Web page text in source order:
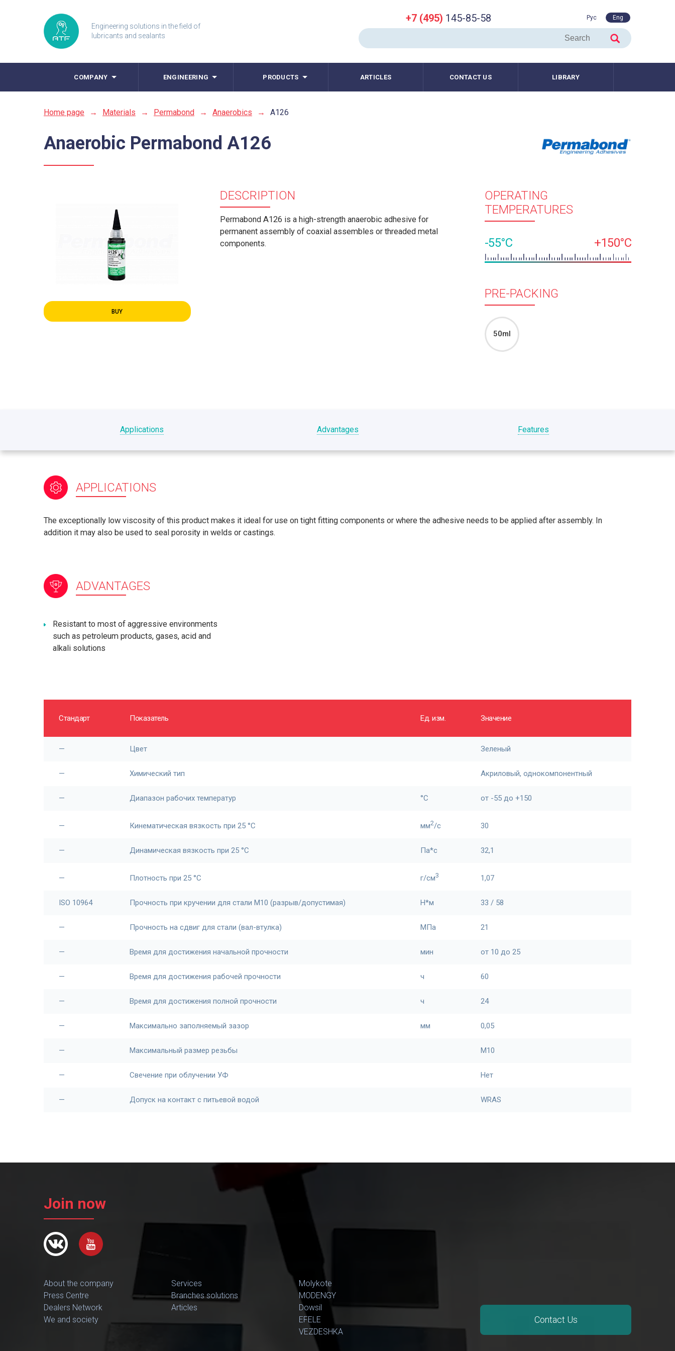
Engineering solutions in the field of
lubricants and sealants
+7 (495) 145-85-58 Рус Eng
COMPANY ENGINEERING PRODUCTS ARTICLES CONTACT US LIBRARY
Home page → Materials → Permabond → Anaerobics → A126
Anaerobic Permabond A126
BUY
DESCRIPTION
Permabond A126 is a high-strength anaerobic adhesive for
permanent assembly of coaxial assembles or threaded metal
components.
OPERATING
TEMPERATURES
-55°C +150°C
PRE-PACKING
50ml
Applications Advantages Features
APPLICATIONS
The exceptionally low viscosity of this product makes it ideal for use on tight fitting components or where the adhesive needs to be applied after assembly. In
addition it may also be used to seal porosity in welds or castings.
ADVANTAGES
Resistant to most of aggressive environments
such as petroleum products, gases, acid and
alkali solutions
Стандарт Показатель Ед. изм. Значение
— Цвет Зеленый
— Химический тип Акриловый, однокомпонентный
— Диапазон рабочих температур °С от -55 до +150
— Кинематическая вязкость при 25 °С мм2/с 30
— Динамическая вязкость при 25 °С Па*с 32,1
— Плотность при 25 °С г/см3 1,07
ISO 10964 Прочность при кручении для стали М10 (разрыв/допустимая) Н*м 33 / 58
— Прочность на сдвиг для стали (вал-втулка) МПа 21
— Время для достижения начальной прочности мин от 10 до 25
— Время для достижения рабочей прочности ч 60
— Время для достижения полной прочности ч 24
— Максимально заполняемый зазор мм 0,05
— Максимальный размер резьбы М10
— Свечение при облучении УФ Нет
— Допуск на контакт с питьевой водой WRAS
Join now
About the company
Press Centre
Dealers Network
We and society
Services
Branches solutions
Articles
Molykote
MODENGY
Dowsil
EFELE
VEZDESHKA
Contact Us